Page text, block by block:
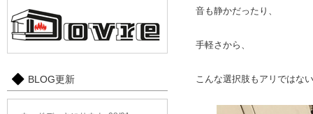
音も静かだったり、
手軽さから、
こんな選択肢もアリではな
BLOG更新